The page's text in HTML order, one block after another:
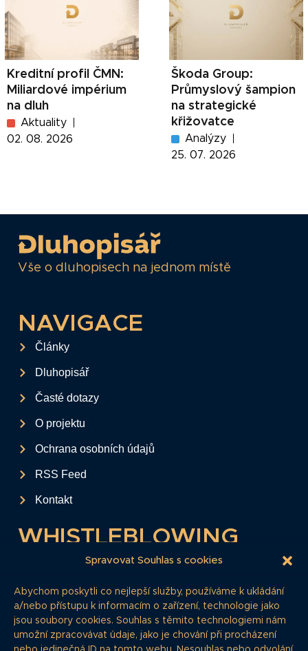
Spravovat Souhlas s cookies
Abychom poskytli co nejlepší služby, používáme k ukládání
a/nebo přístupu k informacím o zařízení, technologie jako
jsou soubory cookies. Souhlas s těmito technologiemi nám
umožní zpracovávat údaje, jako je chování při procházení
Kreditní profil ČMN:
Miliardové impérium
na dluh
Aktuality
02. 08. 2026
Škoda Group:
Průmyslový šampion
na strategické
křižovatce
Analýzy
25. 07. 2026
Vše o dluhopisech na jednom místě
NAVIGACE
Články
Dluhopisář
Časté dotazy
O projektu
Ochrana osobních údajů
RSS Feed
Kontakt
WHISTLEBLOWING
Tento formulář slouží k anonymnímu zaslání
dluhopisům.
Pokud si myslíte, že máte informace, o
kterých by redakce měla vědět, zde nám je